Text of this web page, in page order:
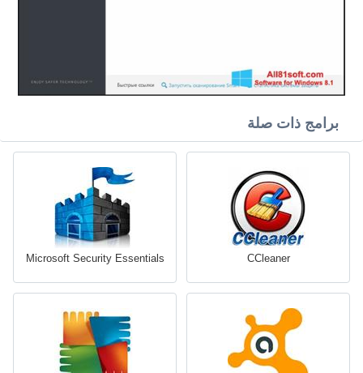
برامج ذات صلة
CCleaner
Microsoft Security Essentials